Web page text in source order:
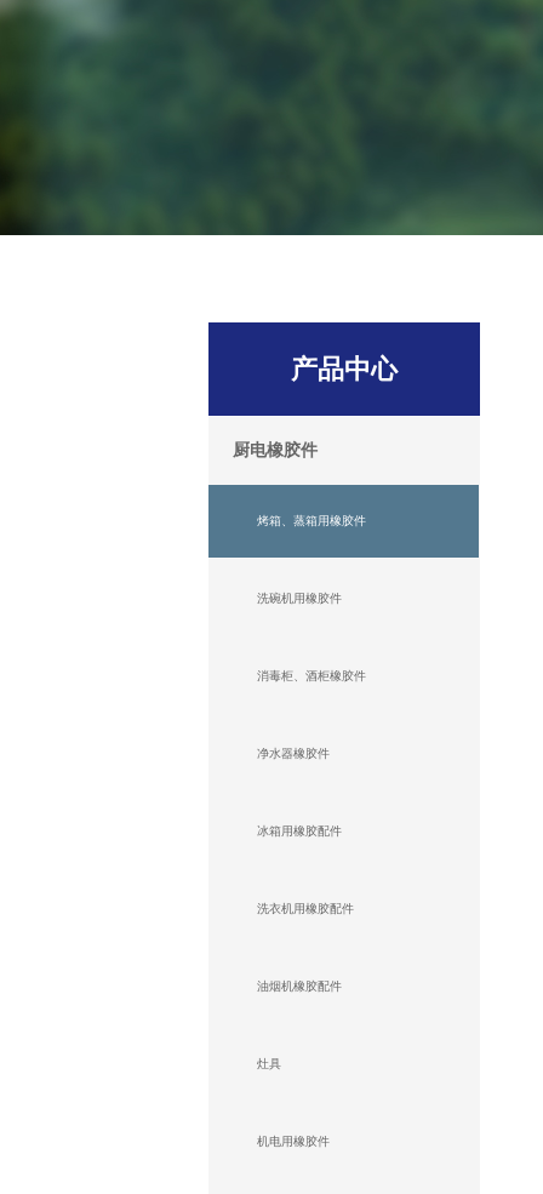
产品中心
厨电橡胶件
烤箱、蒸箱用橡胶件
洗碗机用橡胶件
消毒柜、酒柜橡胶件
净水器橡胶件
冰箱用橡胶配件
洗衣机用橡胶配件
油烟机橡胶配件
灶具
机电用橡胶件